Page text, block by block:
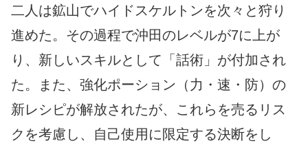
二人は鉱山でハイドスケルトンを次々と狩り
進めた。その過程で沖田のレベルが7に上が
り、新しいスキルとして「話術」が付加され
た。また、強化ポーション（力・速・防）の
新レシピが解放されたが、これらを売るリス
クを考慮し、自己使用に限定する決断をし